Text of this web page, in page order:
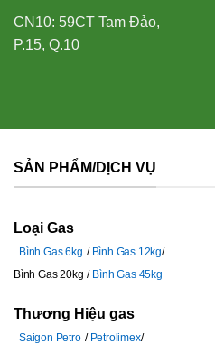
CN10: 59CT Tam Đảo,
P.15, Q.10
SẢN PHẨM/DỊCH VỤ
Loại Gas
Bình Gas 6kg
Bình Gas 12kg
Bình Gas 20kg
Bình Gas 45kg
Thương Hiệu gas
Saigon Petro
Petrolimex